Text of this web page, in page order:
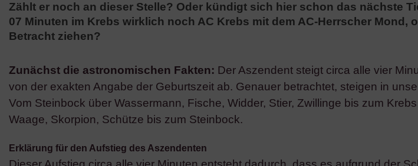
Zählt er noch an dieser Stelle? Oder kündigt sich hier schon das nächste
07 Minuten im Krebs wirklich noch AC Krebs mit dem AC-Herrscher
Betracht ziehen?
Zunächst die astronomischen Fakten: Der Aszendent steigt circa alle vier
von der exakten Angabe der Geburtszeit ab. Genauer betrachtet, steigen in
Vom Steinbock über Wassermann, Fische, Widder, Stier, Zwillinge bis zum
Waage, Skorpion, Schütze bis zum Steinbock.
Erklärung für den Aufstieg des Aszendenten